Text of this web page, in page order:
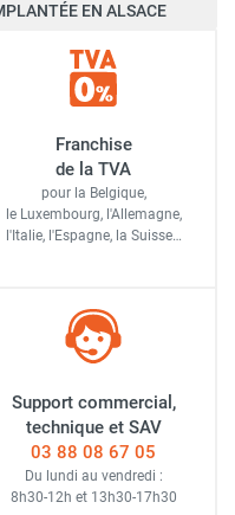
EN ALSACE
Franchise
de la TVA
pour la Belgique,
le Luxembourg, l'Allemagne,
l'Italie, l'Espagne, la Suisse…
Support commercial,
technique et SAV
03 88 08 67 05
Du lundi au vendredi :
8h30-12h et 13h30-17h30